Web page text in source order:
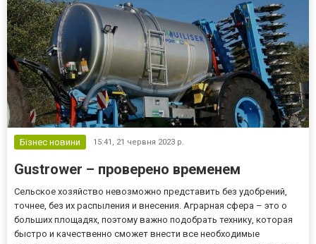
Бізнес новини 15:41, 21 червня 2023 р.
Gustrower – проверено временем
Сельское хозяйство невозможно представить без удобрений,
точнее, без их распыления и внесения. Аграрная сфера – это о
больших площадях, поэтому важно подобрать технику, которая
быстро и качественно сможет внести все необходимые